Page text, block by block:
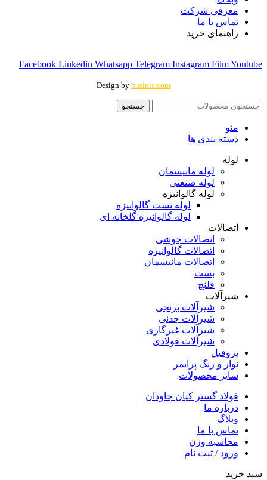
معرفی شرکت
تماس با ما
راهنمای خرید
Facebook Linkedin Whatsapp Telegram Instagram FilmYoutube
Design by businic.com
جستجو
منو
دسته بندی ها
لوله
لوله مانیسمان
لوله صنعتی
لوله گالوانیزه
لوله تست گالوانیزه
لوله گالوانیزه گلخانه ای
اتصالات
اتصالات جوشی
اتصالات گالوانیزه
اتصالات مانیسمان
بست
فلنچ
شیرآلات
شیرآلات برنجی
شیرآلات چدنی
شیرآلات غیرگازی
شیرآلات فولادی
پروفیل
نوار و رنگ پرایمر
سایر محصولات
فولاد گستر کیان جاودان
درباره ما
وبلاگ
تماس با ما
محاسبه وزن
ورود / ثبت نام
سبد خرید